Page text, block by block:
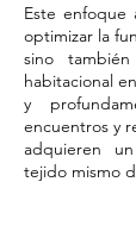
Este enfoque
optimizar la
sino
habitacional
y
encuentros y
adquieren
tejido mismo